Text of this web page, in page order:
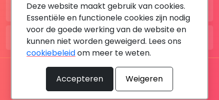
BE: +32 28080227
FR: +33 183642895
Alle rechten voorbehouden © 2026 DoktersAfspraak
By MediaSatCom
Deze website maakt gebruik van cookies.
Essentiële en functionele cookies zijn nodig
voor de goede werking van de website en
kunnen niet worden geweigerd. Lees ons
cookiebeleidom meer te weten.
Accepteren Weigeren